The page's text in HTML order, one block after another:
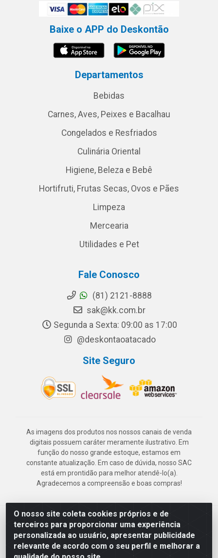
O nosso site coleta cookies próprios e de
terceiros para proporcionar uma experiência
personalizada ao usuário, apresentar publicidade
relevante de acordo com o seu perfil e melhorar a
Baixe o APP do Deskontão
Departamentos
Bebidas
Carnes, Aves, Peixes e Bacalhau
Congelados e Resfriados
Culinária Oriental
Higiene, Beleza e Bebê
Hortifruti, Frutas Secas, Ovos e Pães
Limpeza
Mercearia
Utilidades e Pet
Fale Conosco
(81) 2121-8888
sak@kk.com.br
Segunda a Sexta: 09:00 as 17:00
@deskontaoatacado
Site Seguro
As imagens dos produtos nos nossos canais de venda
digitais possuem caráter meramente ilustrativo. Em
função do nosso grande estoque, estamos em
constante atualização. Em caso de dúvida, nosso SAC
está em prontidão para melhor atendê-lo(a).
Agradecemos a compreensão e boas compras!
Deskontão Atacado - Av. Marechal Mascarenhas de Morais, 2471 -
Imbiribeira - Recife/PE - CEP 51.150-001 - CNPJ 24.150.377/0003-
57